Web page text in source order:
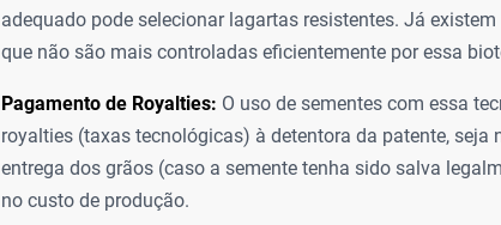
adequado pode selecionar lagartas resistentes. Já
que não são mais controladas eficientemente por essa
Pagamento de Royalties: O uso de sementes com essa
royalties (taxas tecnológicas) à detentora da patente, seja
entrega dos grãos (caso a semente tenha sido salva
no custo de produção.